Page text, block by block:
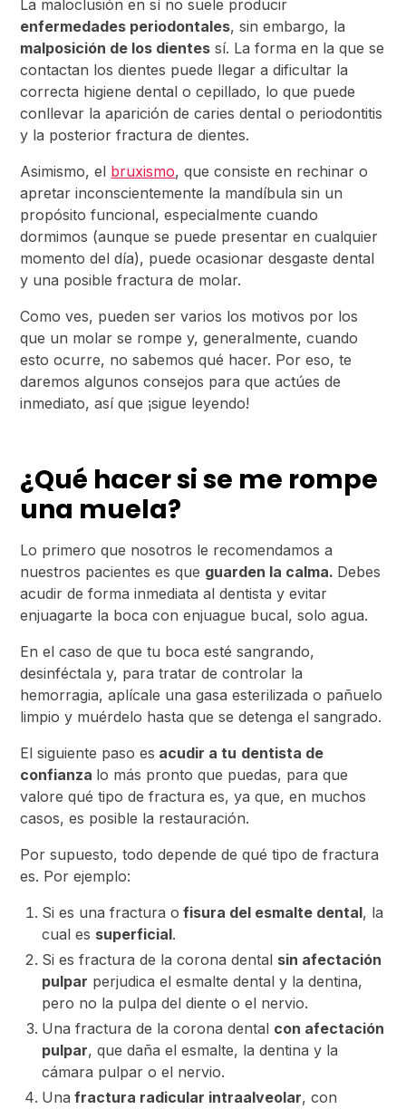
La maloclusión en sí no suele producir
enfermedades periodontales, sin embargo, la
malposición de los dientes sí. La forma en la que se
contactan los dientes puede llegar a dificultar la
correcta higiene dental o cepillado, lo que puede
conllevar la aparición de caries dental o periodontitis
y la posterior fractura de dientes.
Asimismo, el bruxismo, que consiste en rechinar o
apretar inconscientemente la mandíbula sin un
propósito funcional, especialmente cuando
dormimos (aunque se puede presentar en cualquier
momento del día), puede ocasionar desgaste dental
y una posible fractura de molar.
Como ves, pueden ser varios los motivos por los
que un molar se rompe y, generalmente, cuando
esto ocurre, no sabemos qué hacer. Por eso, te
daremos algunos consejos para que actúes de
inmediato, así que ¡sigue leyendo!
¿Qué hacer si se me rompe
una muela?
Lo primero que nosotros le recomendamos a
nuestros pacientes es que guarden la calma. Debes
acudir de forma inmediata al dentista y evitar
enjuagarte la boca con enjuague bucal, solo agua.
En el caso de que tu boca esté sangrando,
desinféctala y, para tratar de controlar la
hemorragia, aplícale una gasa esterilizada o pañuelo
limpio y muérdelo hasta que se detenga el sangrado.
El siguiente paso es acudir a tu dentista de
confianza lo más pronto que puedas, para que
valore qué tipo de fractura es, ya que, en muchos
casos, es posible la restauración.
Por supuesto, todo depende de qué tipo de fractura
es. Por ejemplo:
Si es una fractura o fisura del esmalte dental, la
cual es superficial.
Si es fractura de la corona dental sin afectación
pulpar perjudica el esmalte dental y la dentina,
pero no la pulpa del diente o el nervio.
Una fractura de la corona dental con afectación
pulpar, que daña el esmalte, la dentina y la
cámara pulpar o el nervio.
Una fractura radicular intraalveolar, con